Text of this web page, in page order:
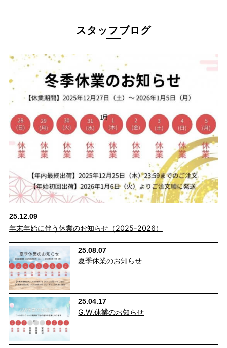
スタッフブログ
25.12.09
年末年始に伴う休業のお知らせ（2025-2026）
25.08.07
夏季休業のお知らせ
25.04.17
G.W.休業のお知らせ